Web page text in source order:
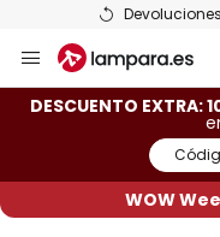
al
contenido
DESCUENTO
WOW